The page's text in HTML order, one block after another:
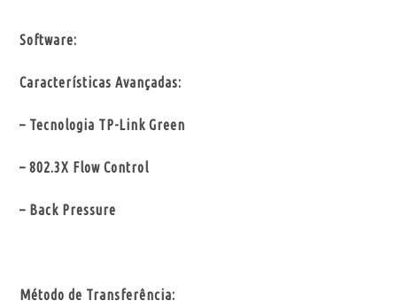
Software:
Características Avançadas:
– Tecnologia TP-Link Green
– 802.3X Flow Control
– Back Pressure
Método de Transferência: